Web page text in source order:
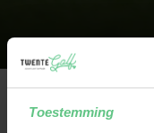
Toestemming